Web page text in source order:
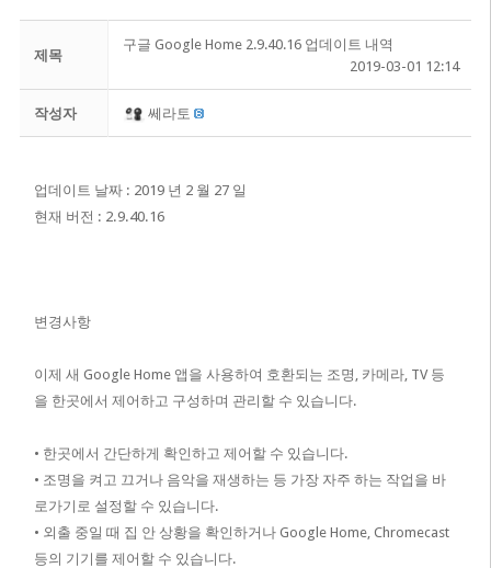
제목
구글 Google Home 2.9.40.16 업데이트 내역
2019-03-01 12:14
작성자 쎄라토
업데이트 날짜 : 2019 년 2 월 27 일
현재 버전 : 2.9.40.16
변경사항
이제 새 Google Home 앱을 사용하여 호환되는 조명, 카메라, TV 등
을 한곳에서 제어하고 구성하며 관리할 수 있습니다.
• 한곳에서 간단하게 확인하고 제어할 수 있습니다.
• 조명을 켜고 끄거나 음악을 재생하는 등 가장 자주 하는 작업을 바
로가기로 설정할 수 있습니다.
• 외출 중일 때 집 안 상황을 확인하거나 Google Home, Chromecast
등의 기기를 제어할 수 있습니다.